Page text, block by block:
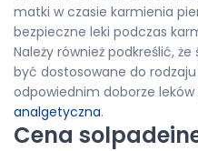
matki w czasie karmienia
bezpieczne leki podczas
Należy również podkreślić,
być dostosowane do
odpowiednim doborze
analgetyczna.
Cena